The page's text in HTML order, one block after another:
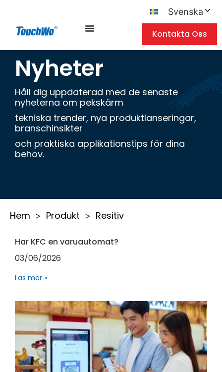
Svenska
Kontakta Oss
Nyheter
Håll dig uppdaterad med de senaste
nyheterna om pekskärm
tekniska trender, nya produktlanseringar,
branschinsikter
och praktiska applikationstips för dina
behov.
Hem > Produkt > Resitiv
Har KFC en varuautomat?
03/06/2026
Läs mer »